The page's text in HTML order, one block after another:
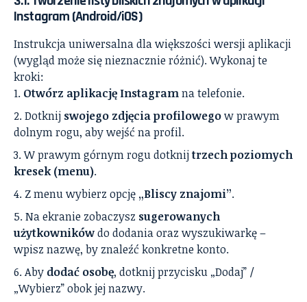
Instagram (Android/iOS)
Instrukcja uniwersalna dla większości wersji aplikacji
(wygląd może się nieznacznie różnić). Wykonaj te
kroki:
Otwórz aplikację Instagramna telefonie.
Dotknij swojego zdjęcia profilowegow prawym
dolnym rogu, aby wejść na profil.
W prawym górnym rogu dotknijtrzech poziomych
kresek (menu).
Z menu wybierz opcję „Bliscy znajomi”.
Na ekranie zobaczysz sugerowanych
użytkownikówdo dodania oraz wyszukiwarkę –
wpisz nazwę, by znaleźć konkretne konto.
Aby dodać osobę, dotknij przycisku „Dodaj” /
„Wybierz” obok jej nazwy.